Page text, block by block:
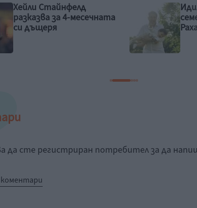
Идилия и релакс за
семейството на Башар
Рахал
Рая
да сте регистриран потребител за да